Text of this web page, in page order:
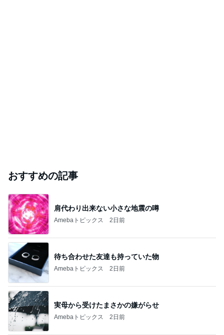
おすすめの記事
肩代わり出来ない小さな地震の噂
Amebaトピックス 2日前
待ち合わせた友達も持っていた物
Amebaトピックス 2日前
実母から受けたまさかの嫌がらせ
Amebaトピックス 2日前